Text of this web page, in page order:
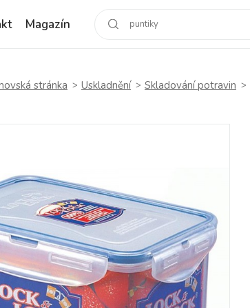
Magazín
stránka Uskladnění Skladování potravin